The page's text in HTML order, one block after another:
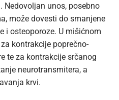
Nedovoljan unos, posebno
može dovesti do smanjene
i osteoporoze. U mišićnom
kontrakcije poprečno-
te za kontrakcije srčanog
neurotransmitera, a
krvi.